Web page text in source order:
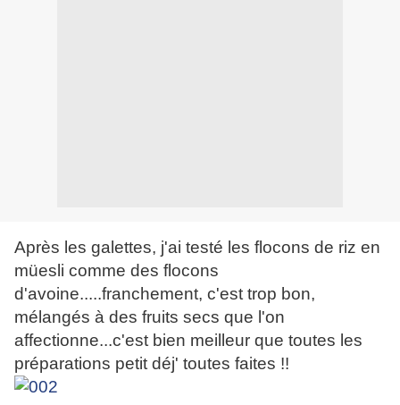
Après les galettes, j'ai testé les flocons de riz en
müesli comme des flocons
d'avoine.....franchement, c'est trop bon,
mélangés à des fruits secs que l'on
affectionne...c'est bien meilleur que toutes les
préparations petit déj' toutes faites !!